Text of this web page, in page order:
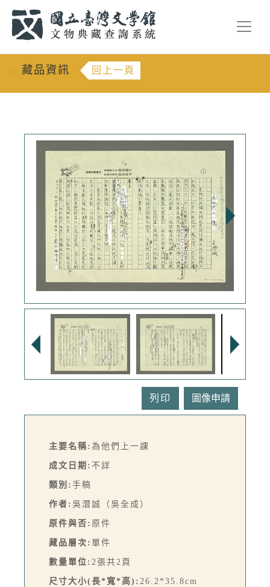
::: 藏品資訊 回上一頁
列印
主要名稱: 為他們上一課
成文日期: 不詳
類別: 手稿
作者: 吳潛誠（吳全成）
原件與否: 原件
藏品層次: 單件
數量單位: 2張共2頁
尺寸大小(長*寬*高): 26.2*35.8cm